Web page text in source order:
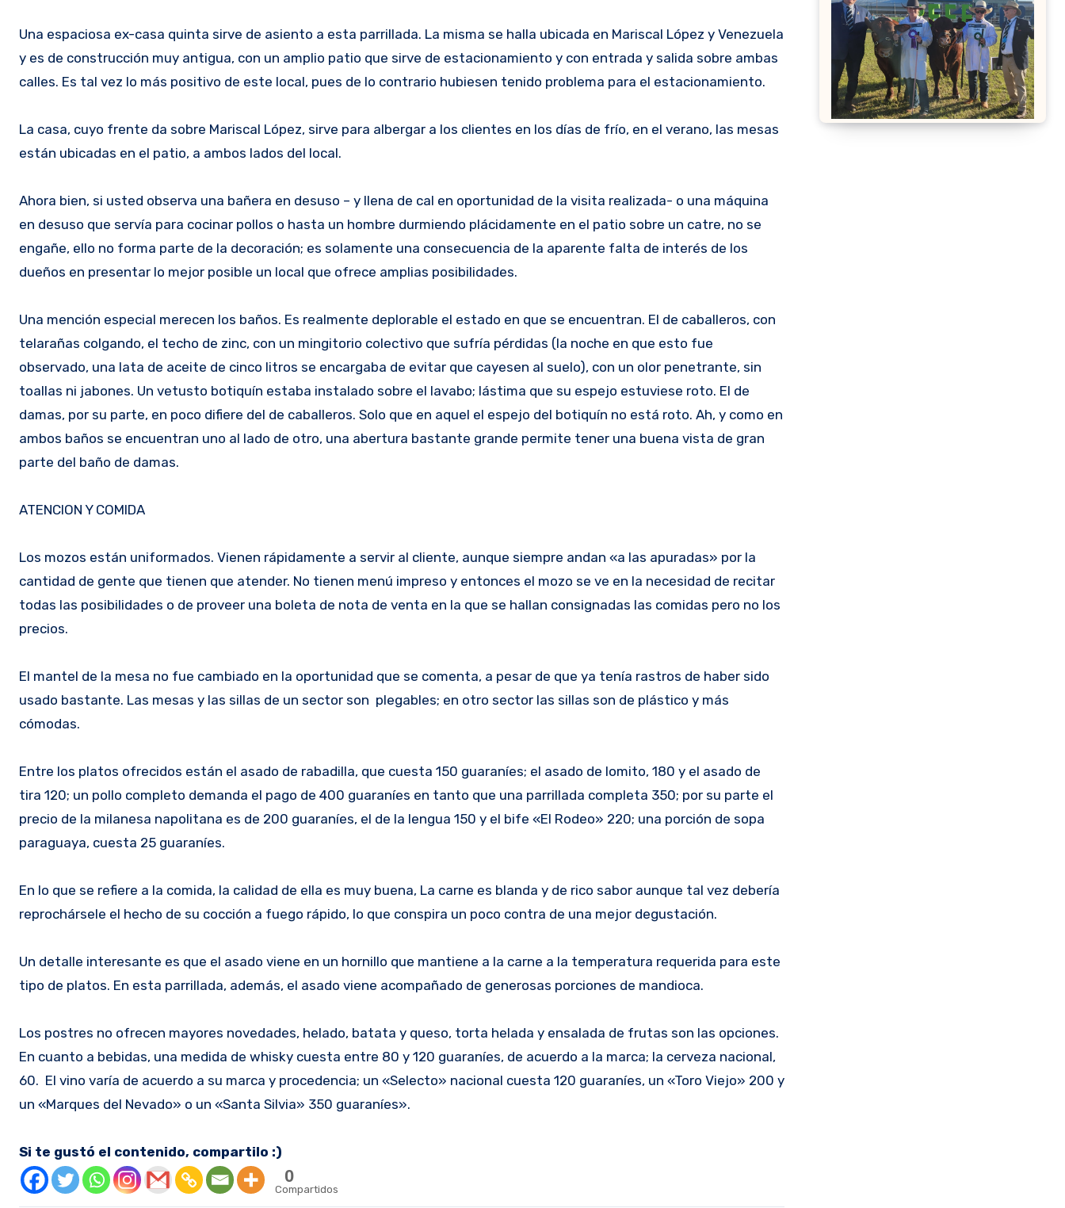
Una espaciosa ex-casa quinta sirve de asiento a esta parrillada. La misma se halla ubicada en Mariscal López y Venezuela
y es de construcción muy antigua, con un amplio patio que sirve de estacionamiento y con entrada y salida sobre ambas
calles. Es tal vez lo más positivo de este local, pues de lo contrario hubiesen tenido problema para el estacionamiento.
La casa, cuyo frente da sobre Mariscal López, sirve para albergar a los clientes en los días de frío, en el verano, las mesas
están ubicadas en el patio, a ambos lados del local.
Ahora bien, si usted observa una bañera en desuso – y llena de cal en oportunidad de la visita realizada- o una máquina
en desuso que servía para cocinar pollos o hasta un hombre durmiendo plácidamente en el patio sobre un catre, no se
engañe, ello no forma parte de la decoración; es solamente una consecuencia de la aparente falta de interés de los
dueños en presentar lo mejor posible un local que ofrece amplias posibilidades.
Una mención especial merecen los baños. Es realmente deplorable el estado en que se encuentran. El de caballeros, con
telarañas colgando, el techo de zinc, con un mingitorio colectivo que sufría pérdidas (la noche en que esto fue
observado, una lata de aceite de cinco litros se encargaba de evitar que cayesen al suelo), con un olor penetrante, sin
toallas ni jabones. Un vetusto botiquín estaba instalado sobre el lavabo; lástima que su espejo estuviese roto. El de
damas, por su parte, en poco difiere del de caballeros. Solo que en aquel el espejo del botiquín no está roto. Ah, y como en
ambos baños se encuentran uno al lado de otro, una abertura bastante grande permite tener una buena vista de gran
parte del baño de damas.
ATENCION Y COMIDA
Los mozos están uniformados. Vienen rápidamente a servir al cliente, aunque siempre andan «a las apuradas» por la
cantidad de gente que tienen que atender. No tienen menú impreso y entonces el mozo se ve en la necesidad de recitar
todas las posibilidades o de proveer una boleta de nota de venta en la que se hallan consignadas las comidas pero no los
precios.
El mantel de la mesa no fue cambiado en la oportunidad que se comenta, a pesar de que ya tenía rastros de haber sido
usado bastante. Las mesas y las sillas de un sector son plegables; en otro sector las sillas son de plástico y más
cómodas.
Entre los platos ofrecidos están el asado de rabadilla, que cuesta 150 guaraníes; el asado de lomito, 180 y el asado de
tira 120; un pollo completo demanda el pago de 400 guaraníes en tanto que una parrillada completa 350; por su parte el
precio de la milanesa napolitana es de 200 guaraníes, el de la lengua 150 y el bife «El Rodeo» 220; una porción de sopa
paraguaya, cuesta 25 guaraníes.
En lo que se refiere a la comida, la calidad de ella es muy buena, La carne es blanda y de rico sabor aunque tal vez debería
reprochársele el hecho de su cocción a fuego rápido, lo que conspira un poco contra de una mejor degustación.
Un detalle interesante es que el asado viene en un hornillo que mantiene a la carne a la temperatura requerida para este
tipo de platos. En esta parrillada, además, el asado viene acompañado de generosas porciones de mandioca.
Los postres no ofrecen mayores novedades, helado, batata y queso, torta helada y ensalada de frutas son las opciones.
En cuanto a bebidas, una medida de whisky cuesta entre 80 y 120 guaraníes, de acuerdo a la marca; la cerveza nacional,
60. El vino varía de acuerdo a su marca y procedencia; un «Selecto» nacional cuesta 120 guaraníes, un «Toro Viejo» 200 y
un «Marques del Nevado» o un «Santa Silvia» 350 guaraníes».
Si te gustó el contenido, compartilo :)
0
Compartidos